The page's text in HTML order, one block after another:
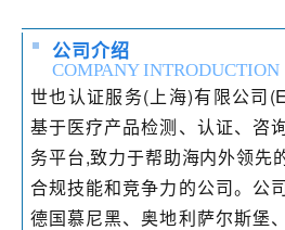
公司介绍
COMPANY INTRODUCTION
世也认证服务(上海)有限公司
基于医疗产品检测、认证、咨
务平台,致力于帮助海内外领先
合规技能和竞争力的公司。 公
德国慕尼黑、奥地利萨尔斯堡